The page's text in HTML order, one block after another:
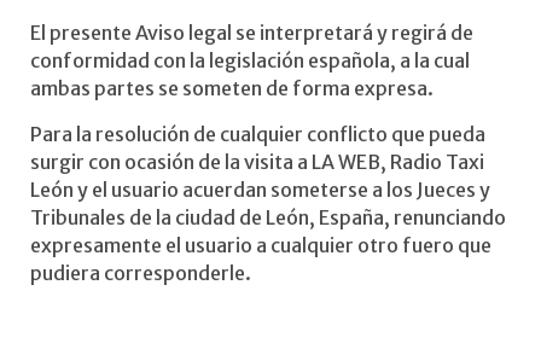
El presente Aviso legal se interpretará y regirá de
conformidad con la legislación española, a la cual
ambas partes se someten de forma expresa.
Para la resolución de cualquier conflicto que pueda
surgir con ocasión de la visita a LA WEB, Radio Taxi
León y el usuario acuerdan someterse a los Jueces y
Tribunales de la ciudad de León, España, renunciando
expresamente el usuario a cualquier otro fuero que
pudiera corresponderle.